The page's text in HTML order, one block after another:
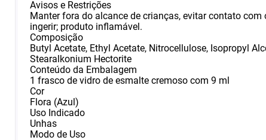
Avisos e Restrições
Manter fora do alcance de crianças, evitar contato com
ingerir; produto inflamável.
Composição
Butyl Acetate, Ethyl Acetate, Nitrocellulose, Isopropyl
Stearalkonium Hectorite
Conteúdo da Embalagem
1 frasco de vidro de esmalte cremoso com 9 ml
Cor
Flora (Azul)
Uso Indicado
Unhas
Modo de Uso